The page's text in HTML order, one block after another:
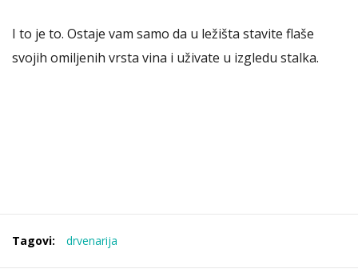
I to je to. Ostaje vam samo da u ležišta stavite flaše
svojih omiljenih vrsta vina i uživate u izgledu stalka.
Tagovi: drvenarija